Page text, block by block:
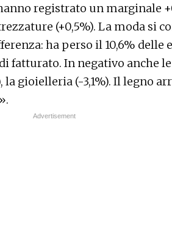
registrato un marginale
(+0,5%). La moda si
ha perso il 10,6% delle
fatturato. In negativo anche le
la gioielleria (-3,1%). Il legno